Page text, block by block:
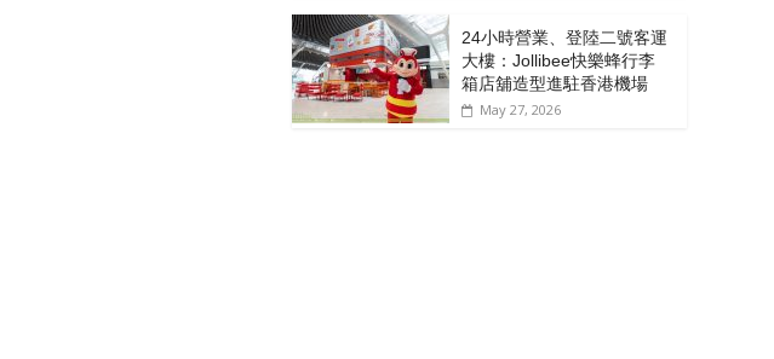
24小時營業、登陸二號客運
大樓：Jollibee快樂蜂行李
箱店舖造型進駐香港機場
May 27, 2026